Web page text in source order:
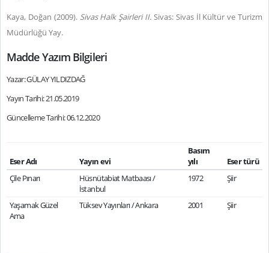
Kaya, Doğan (2009). Sivas Halk Şairleri II. Sivas: Sivas İl Kültür ve Turizm
Müdürlüğü Yay.
Madde Yazım Bilgileri
Yazar: GÜLAY YILDIZDAĞ
Yayın Tarihi: 21.05.2019
Güncelleme Tarihi: 06.12.2020
Eser Adı Yayın evi
Basım
yılı
Eser türü
Çile Pınarı
Hüsnütabiat Matbaası /
İstanbul
1972 Şiir
Yaşamak Güzel
Ama
Tüksev Yayınları / Ankara 2001 Şiir